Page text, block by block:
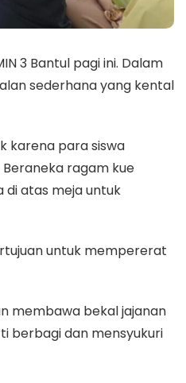
3 Bantul pagi ini. Dalam
sederhana yang kental
karena para siswa
ragam kue
di atas meja untuk
untuk mempererat
membawa bekal jajanan
berbagi dan mensyukuri